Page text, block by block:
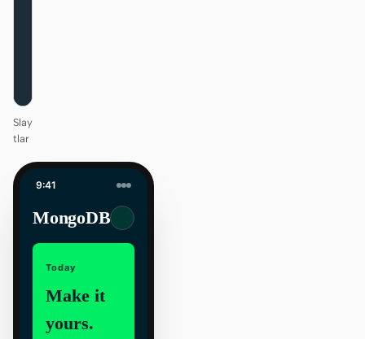
Slay
tlar
9:41
MongoDB
Today
Make it
yours.